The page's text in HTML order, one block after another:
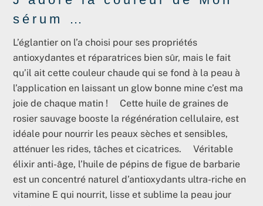
sérum …
L’églantier on l’a choisi pour ses propriétés
antioxydantes et réparatrices bien sûr, mais le fait
qu’il ait cette couleur chaude qui se fond à la peau à
l’application en laissant un glow bonne mine c’est ma
joie de chaque matin ! Cette huile de graines de
rosier sauvage booste la régénération cellulaire, est
idéale pour nourrir les peaux sèches et sensibles,
atténuer les rides, tâches et cicatrices. Véritable
élixir anti-âge, l’huile de pépins de figue de barbarie
est un concentré naturel d’antioxydants ultra-riche en
vitamine E qui nourrit, lisse et sublime la peau jour